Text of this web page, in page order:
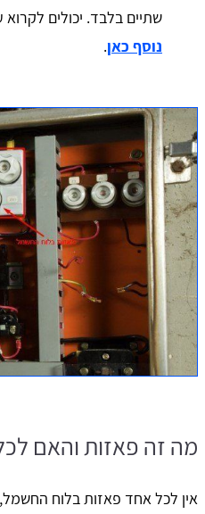
שתיים בלבד. יכולים לקרוא
נוסף כאן.
מה זה פאזות והאם
אין לכל אחד פאזות בלוח